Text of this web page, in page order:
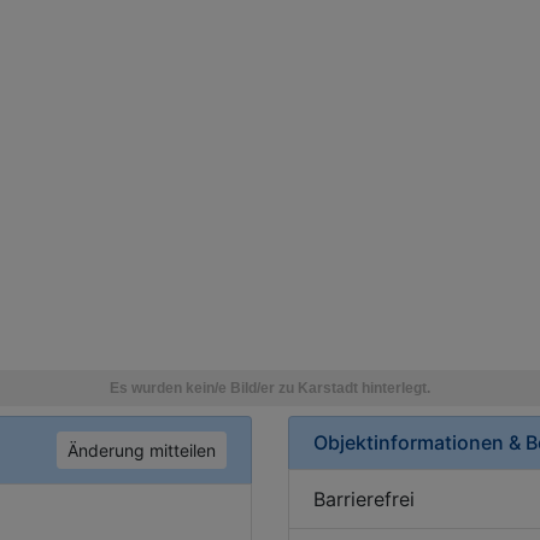
Änderung mitteilen Objektinformationen &
Barrierefrei